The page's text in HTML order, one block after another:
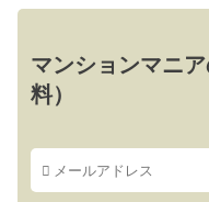
マンションマニ
料）